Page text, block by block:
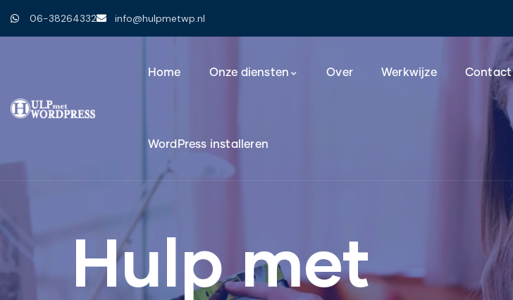
06-38264332 info@hulpmetwp.nl
Home Onze diensten Over Werkwijze Contact
WordPress installeren
Hulp met